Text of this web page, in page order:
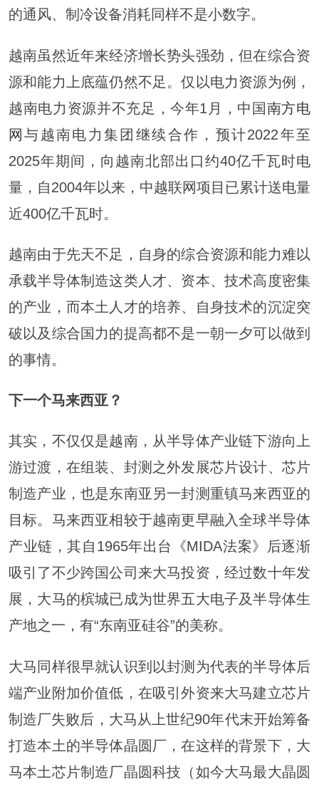
的通风、制冷设备消耗同样不是小数字。
越南虽然近年来经济增长势头强劲，但在综合资
源和能力上底蕴仍然不足。仅以电力资源为例，
越南电力资源并不充足，今年1月，中国南方电
网与越南电力集团继续合作，预计2022年至
2025年期间，向越南北部出口约40亿千瓦时电
量，自2004年以来，中越联网项目已累计送电量
近400亿千瓦时。
越南由于先天不足，自身的综合资源和能力难以
承载半导体制造这类人才、资本、技术高度密集
的产业，而本土人才的培养、自身技术的沉淀突
破以及综合国力的提高都不是一朝一夕可以做到
的事情。
下一个马来西亚？
其实，不仅仅是越南，从半导体产业链下游向上
游过渡，在组装、封测之外发展芯片设计、芯片
制造产业，也是东南亚另一封测重镇马来西亚的
目标。马来西亚相较于越南更早融入全球半导体
产业链，其自1965年出台《MIDA法案》后逐渐
吸引了不少跨国公司来大马投资，经过数十年发
展，大马的槟城已成为世界五大电子及半导体生
产地之一，有“东南亚硅谷”的美称。
大马同样很早就认识到以封测为代表的半导体后
端产业附加价值低，在吸引外资来大马建立芯片
制造厂失败后，大马从上世纪90年代末开始筹备
打造本土的半导体晶圆厂，在这样的背景下，大
马本土芯片制造厂晶圆科技（如今大马最大晶圆